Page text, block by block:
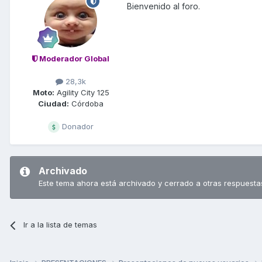
Moderador Global
28,3k
Moto: Agility City 125
Ciudad: Córdoba
Donador
Bienvenido al foro.
Archivado
Este tema ahora está archivado y cerrado a otras
Ir a la lista de temas